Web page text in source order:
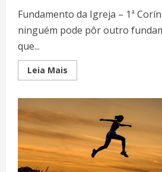
Fundamento da Igreja – 1ª
ninguém pode pôr outro
que...
Leia Mais
more